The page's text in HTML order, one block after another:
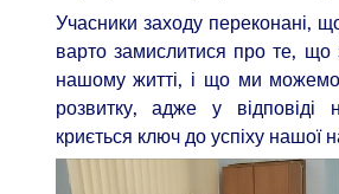
Учасники заходу переконані,
варто замислитися про те, що
нашому житті, і що ми можемо
розвитку, адже у відповіді
криється ключ до успіху нашої